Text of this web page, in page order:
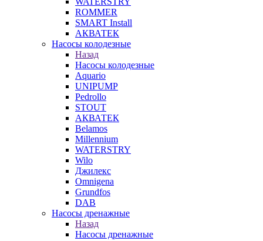
ROMMER
SMART Install
АКВАТЕК
Насосы колодезные
Назад
Насосы колодезные
Aquario
UNIPUMP
Pedrollo
STOUT
АКВАТЕК
Belamos
Millennium
WATERSTRY
Wilo
Джилекс
Omnigena
Grundfos
DAB
Насосы дренажные
Назад
Насосы дренажные